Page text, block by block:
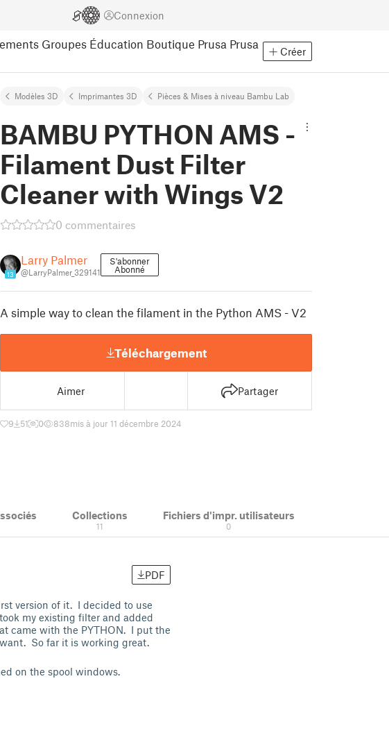
Connexion
Groupes Éducation Boutique Prusa Prusa
Créer
Modèles 3D Imprimantes 3D Pièces & Mises à niveau Bambu Lab
BAMBU PYTHON AMS -
Filament Dust Filter
Cleaner with Wings V2
0 commentaires
13
Larry Palmer
@LarryPalmer_329141
S'abonner
Abonné
A simple way to clean the filament in the Python AMS - V2
Téléchargement
Aimer Partager
9 51 0 838mis à jour 11 décembre 2024
Collections
11
Fichiers d'impr. utilisateurs
0
PDF
version of it. I decided to use
my existing filter and added
came with the PYTHON. I put the
So far it is working great.
on the spool windows.